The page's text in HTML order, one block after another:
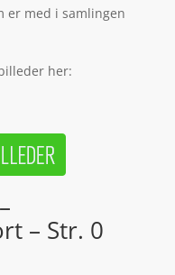
er med i samlingen
her:
– Str. 0